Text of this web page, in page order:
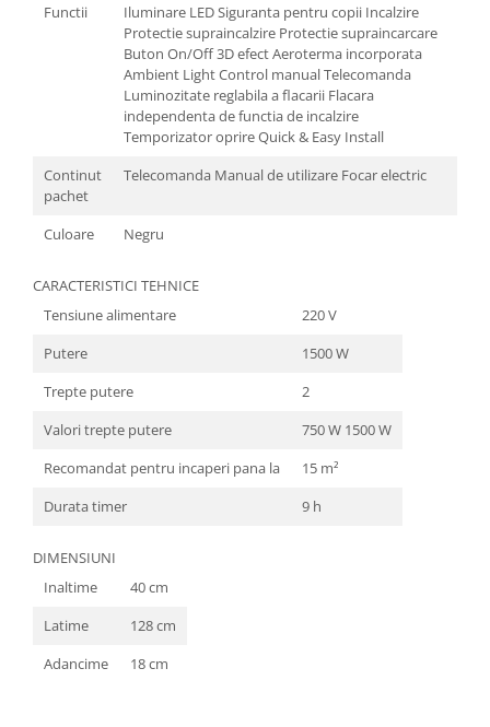
Functii
Iluminare LED Siguranta pentru copii Incalzire
Protectie supraincalzire Protectie supraincarcare
Buton On/Off 3D efect Aeroterma incorporata
Ambient Light Control manual Telecomanda
Luminozitate reglabila a flacarii Flacara
independenta de functia de incalzire
Temporizator oprire Quick & Easy Install
Continut
pachet
Telecomanda Manual de utilizare Focar electric
Culoare Negru
CARACTERISTICI TEHNICE
Tensiune alimentare
220 V
Putere
1500 W
Trepte putere
2
Valori trepte putere
750 W 1500 W
Recomandat pentru incaperi pana la
15 m²
Durata timer
9 h
DIMENSIUNI
Inaltime
40 cm
Latime
128 cm
Adancime
18 cm